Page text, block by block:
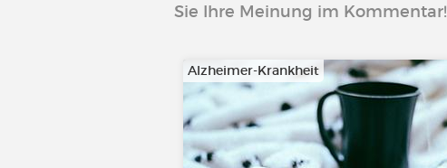
Sie Ihre Meinung im Kommentar!
Alzheimer-Krankheit